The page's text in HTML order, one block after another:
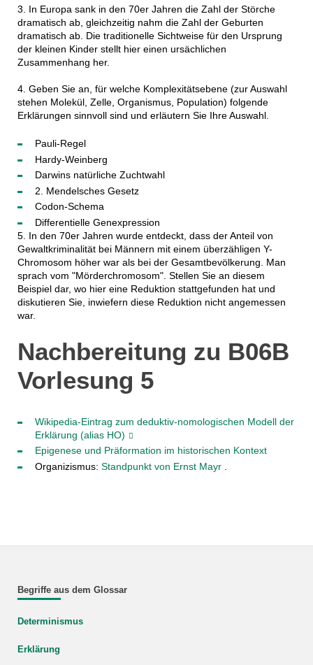
3. In Europa sank in den 70er Jahren die Zahl der Störche
dramatisch ab, gleichzeitig nahm die Zahl der Geburten
dramatisch ab. Die traditionelle Sichtweise für den Ursprung
der kleinen Kinder stellt hier einen ursächlichen
Zusammenhang her.
4. Geben Sie an, für welche Komplexitätsebene (zur Auswahl
stehen Molekül, Zelle, Organismus, Population) folgende
Erklärungen sinnvoll sind und erläutern Sie Ihre Auswahl.
Pauli-Regel
Hardy-Weinberg
Darwins natürliche Zuchtwahl
2. Mendelsches Gesetz
Codon-Schema
Differentielle Genexpression
5. In den 70er Jahren wurde entdeckt, dass der Anteil von
Gewaltkriminalität bei Männern mit einem überzähligen Y-
Chromosom höher war als bei der Gesamtbevölkerung. Man
sprach vom "Mörderchromosom". Stellen Sie an diesem
Beispiel dar, wo hier eine Reduktion stattgefunden hat und
diskutieren Sie, inwiefern diese Reduktion nicht angemessen
war.
Nachbereitung zu B06B
Vorlesung 5
Wikipedia-Eintrag zum deduktiv-nomologischen Modell der
Erklärung (alias HO)
Epigenese und Präformation im historischen Kontext
Organizismus: Standpunkt von Ernst Mayr.
Begriffe aus dem Glossar
Determinismus
Erklärung